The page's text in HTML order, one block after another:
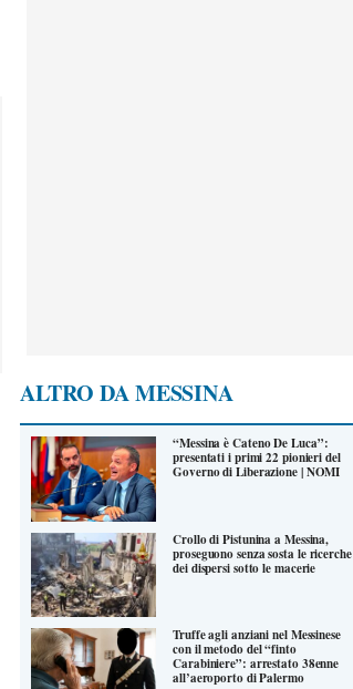
ALTRO DA MESSINA
“Messina è Cateno De Luca”:
presentati i primi 22 pionieri del
Governo di Liberazione | NOMI
Crollo di Pistunina a Messina,
proseguono senza sosta le ricerche
dei dispersi sotto le macerie
Truffe agli anziani nel Messinese
con il metodo del “finto
Carabiniere”: arrestato 38enne
all’aeroporto di Palermo